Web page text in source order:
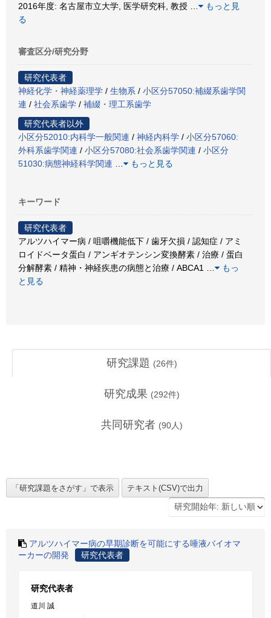
2016年度: 名古屋市立大学, 医学研究科, 教授
もっと見
る
審査区分/研究分野
研究代表者
神経化学・神経薬理学 / 生物系 / 小区分57050:補綴系歯学関
連 / 社会系歯学 / 補綴・理工系歯学
研究代表者以外
小区分52010:内科学一般関連 / 神経内科学 / 小区分57060:
外科系歯学関連 / 小区分57080:社会系歯学関連 / 小区分
51030:病態神経科学関連
もっと見る
キーワード
研究代表者
アルツハイマー病 / 咀嚼機能低下 / 歯牙欠損 / 認知症 / アミ
ロイドベータ蛋白 / アンギオテンシン変換酵素 / 治療 / 蛋白
分解酵素 / 精神・神経疾患の病態と治療 / ABCA1
もっ
と見る
研究課題 (26件)
研究成果 (292件)
共同研究者 (90人)
アルツハイマー病の早期診断を可能にする唾液バイオマ
ーカーの開発
研究代表者
研究代表者
道川 誠